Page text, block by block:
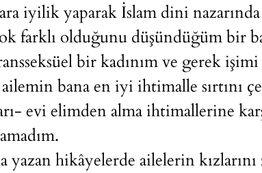
iyilik yaparak İslam dini
farklı olduğunu düşündüğüm bir
bir kadınım ve gerek
bana en iyi ihtimalle sırtını
evi elimden alma ihtimallerine
yazan hikâyelerde ailelerin